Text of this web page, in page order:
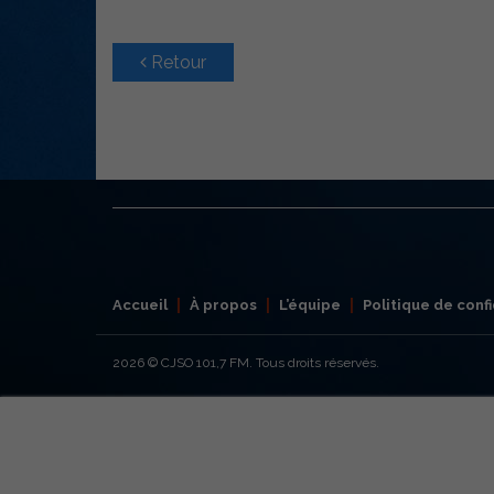
Retour
Accueil À propos L’équipe Politique de
2026 © CJSO 101,7 FM. Tous droits réservés.